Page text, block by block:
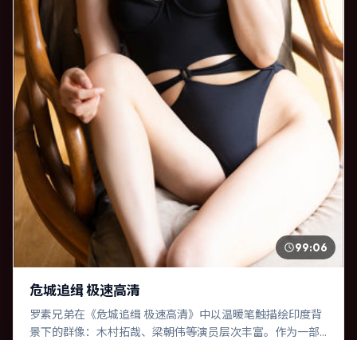
99:06
危城追缉 极速高清
罗素兄弟在《危城追缉 极速高清》中以温暖笔触描绘印度背
景下的群像：木村拓哉、梁朝伟等演员层次丰富。作为一部